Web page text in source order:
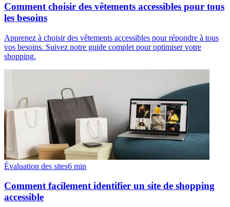
Comment choisir des vêtements accessibles pour tous
les besoins
Apprenez à choisir des vêtements accessibles pour répondre à tous
vos besoins. Suivez notre guide complet pour optimiser votre
shopping.
Évaluation des sites6 min
Comment facilement identifier un site de shopping
accessible